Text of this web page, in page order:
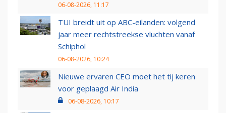
06-08-2026, 11:17
TUI breidt uit op ABC-eilanden: volgend
jaar meer rechtstreekse vluchten vanaf
Schiphol
06-08-2026, 10:24
Nieuwe ervaren CEO moet het tij keren
voor geplaagd Air India
06-08-2026, 10:17